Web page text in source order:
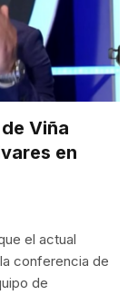
Viña
en
el actual
conferencia de
de